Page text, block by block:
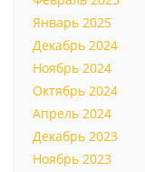
Январь 2025
Декабрь 2024
Ноябрь 2024
Октябрь 2024
Апрель 2024
Декабрь 2023
Ноябрь 2023